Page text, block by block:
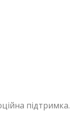
підтримка.